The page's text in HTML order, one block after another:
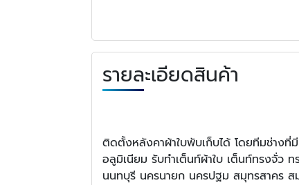
รายละเอียดสินค้า
ติดตั้งหลังคาผ้าใบพับเก็บได้ โดยทีมช่าง
อลูมิเนียม รับทำเต็นท์ผ้าใบ เต็นท์ทรงจั่ว
นนทบุรี นครนายก นครปฐม สมุทรสาคร ส